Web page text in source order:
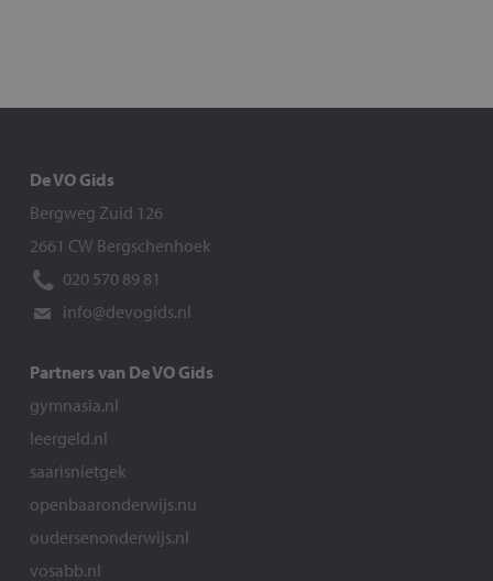
De VO Gids
Bergweg Zuid 126
2661 CW Bergschenhoek
020 570 89 81
info@devogids.nl
Partners van De VO Gids
gymnasia.nl
leergeld.nl
saarisnietgek
openbaaronderwijs.nu
oudersenonderwijs.nl
vosabb.nl